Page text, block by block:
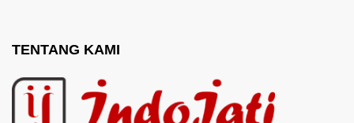
TENTANG KAMI